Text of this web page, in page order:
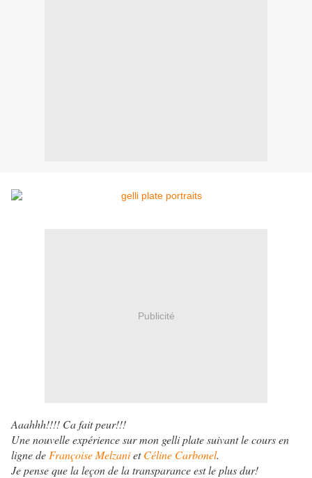
Publicité
Aaahhh!!!! Ca fait peur!!!
Une nouvelle expérience sur mon gelli plate suivant le cours en
ligne de Françoise MelzanietCéline Carbonel.
Je pense que la leçon de la transparance est le plus dur!